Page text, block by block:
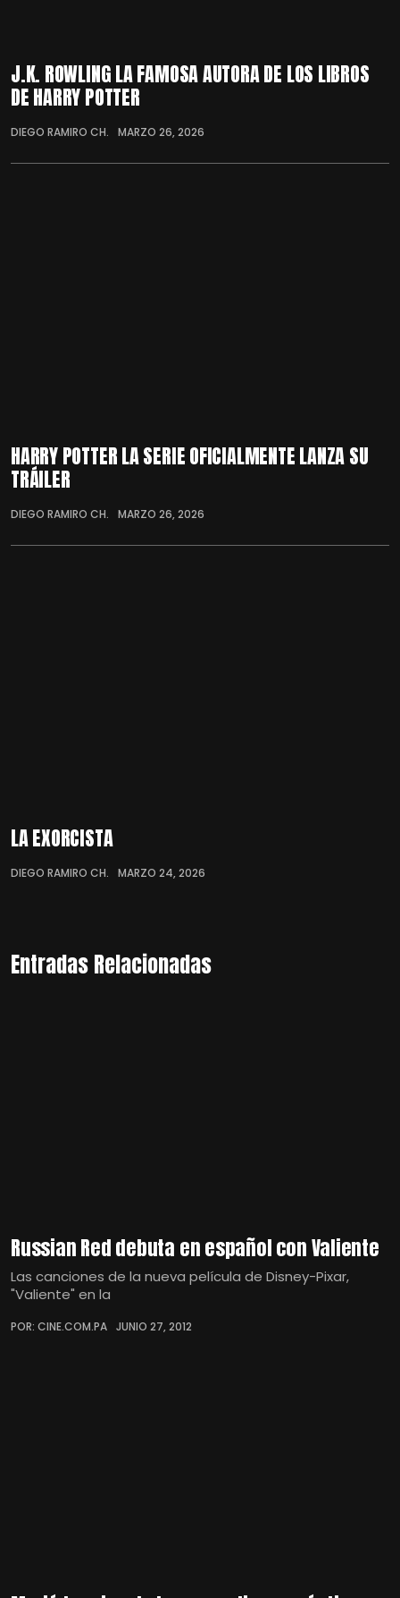
J.K. ROWLING LA FAMOSA AUTORA DE LOS LIBROS
DE HARRY POTTER
DIEGO RAMIRO CH. MARZO 26, 2026
HARRY POTTER LA SERIE OFICIALMENTE LANZA SU
TRÁILER
DIEGO RAMIRO CH. MARZO 26, 2026
LA EXORCISTA
DIEGO RAMIRO CH. MARZO 24, 2026
Entradas Relacionadas
Russian Red debuta en español con Valiente
Las canciones de la nueva película de Disney-Pixar,
"Valiente" en la
POR: CINE.COM.PA JUNIO 27, 2012